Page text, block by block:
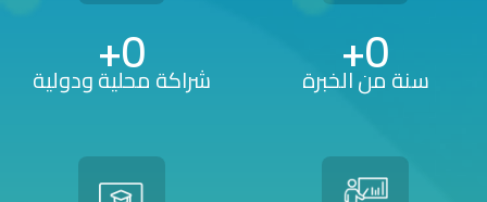
0
+
سنة من الخبرة 0
+
شراكة محلية ودولية